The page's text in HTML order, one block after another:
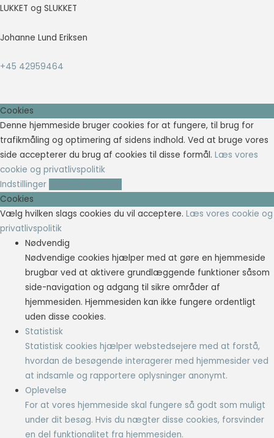
LUKKET og SLUKKET
Johanne Lund Eriksen
+45 42959464
Cookies
Denne hjemmeside bruger cookies for at fungere, til brug for
trafikmåling og optimering af sidens indhold. Ved at bruge vores
side accepterer du brug af cookies til disse formål. Læs vores
cookie og privatlivspolitik
Indstillinger
Cookies
Vælg hvilken slags cookies du vil acceptere. Læs vores cookie og
privatlivspolitik
Nødvendig
Nødvendige cookies hjælper med at gøre en hjemmeside
brugbar ved at aktivere grundlæggende funktioner såsom
side-navigation og adgang til sikre områder af
hjemmesiden. Hjemmesiden kan ikke fungere ordentligt
uden disse cookies.
Statistisk
Statistisk cookies hjælper webstedsejere med at forstå,
hvordan de besøgende interagerer med hjemmesider ved
at indsamle og rapportere oplysninger anonymt.
Oplevelse
For at vores hjemmeside skal fungere så godt som muligt
under dit besøg. Hvis du nægter disse cookies, forsvinder
en del funktionalitet fra hjemmesiden.